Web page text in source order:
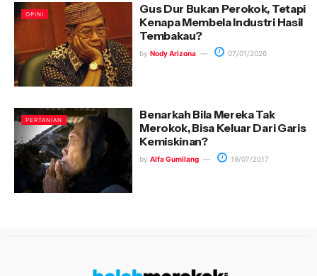
OPINI
Gus Dur Bukan Perokok, Tetapi
Kenapa Membela Industri Hasil
Tembakau?
by Nody Arizona 07/01/2026
PERTANIAN
Benarkah Bila Mereka Tak
Merokok, Bisa Keluar Dari Garis
Kemiskinan?
by Alfa Gumilang 19/07/2017